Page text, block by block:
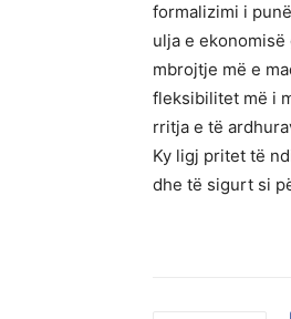
formalizimi i
ulja e ekonomisë
mbrojtje më e
fleksibilitet më i
rritja e të
Ky ligj pritet të
dhe të sigurt si